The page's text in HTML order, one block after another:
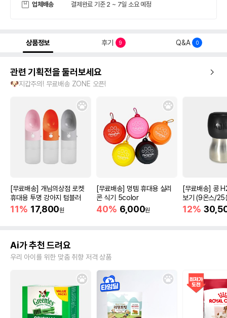
업체배송 결제완료 기준 2 ~ 7일 소요 예정
상품정보 후기 9 Q&A 0
관련 기획전을 둘러보세요
🐶지갑주의! 무료배송 ZONE 오픈!
[무료배송] 개님의상점 로켓
휴대용 투명 강아지 텀블러
11% 17,800원
[무료배송] 멍템 휴대용 실리
콘 식기 5color
40% 6,000원
[무료배송] 콩
보기 (9온스/25
12%
Ai가 추천 드려요
우리 아이를 위한 맞춤 취향 저격 상품